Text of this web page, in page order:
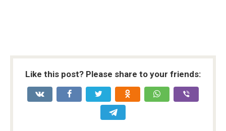
Like this post? Please share to your friends: